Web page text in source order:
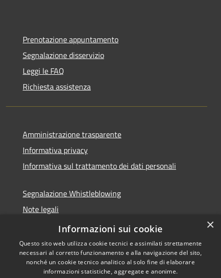
Prenotazione appuntamento
Segnalazione disservizio
Leggi le FAQ
Richiesta assistenza
Amministrazione trasparente
Informativa privacy
Informativa sul trattamento dei dati personali
Segnalazione Whistleblowing
Note legali
Dichiarazione di accessibilità
Copyright © 2026 • Comune di
×
Informazioni sui cookie
Questo sito web utilizza cookie tecnici e assimilati strettamente
necessari al corretto funzionamento e alla navigazione del sito,
nonché un cookie tecnico analitico al solo fine di elaborare
informazioni statistiche, aggregate e anonime.